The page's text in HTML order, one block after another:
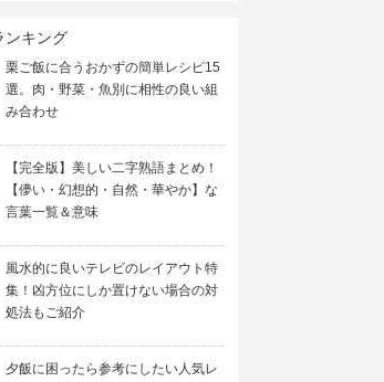
ンキング
栗ご飯に合うおかずの簡単レシピ15
選。肉・野菜・魚別に相性の良い組
み合わせ
【完全版】美しい二字熟語まとめ！
【儚い・幻想的・自然・華やか】な
言葉一覧＆意味
風水的に良いテレビのレイアウト特
集！凶方位にしか置けない場合の対
処法もご紹介
夕飯に困ったら参考にしたい人気レ